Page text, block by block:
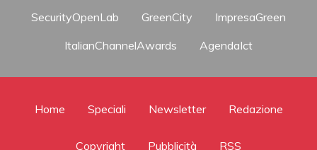
SecurityOpenLab
GreenCity
ImpresaGreen
ItalianChannelAwards
AgendaIct
Home Speciali Newsletter Redazione
Copyright Pubblicità RSS